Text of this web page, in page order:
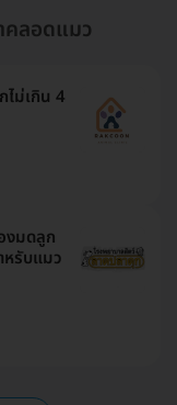
คลอดแมว
ม่เกิน 4
งมดลูก
หรับแมว